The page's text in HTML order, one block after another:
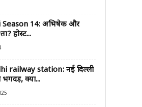
14: अभिषेक और
होस्ट...
railway station: नई दिल्ली
भगदड़, क्या...